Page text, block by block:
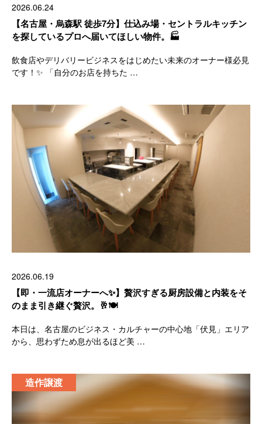
2026.06.24
【名古屋・烏森駅 徒歩7分】仕込み場・セントラルキッチン
を探しているプロへ届いてほしい物件。🏭
飲食店やデリバリービジネスをはじめたい未来のオーナー様必見
です！✨ 「自分のお店を持ちた …
2026.06.19
【即・一流店オーナーへ✨】贅沢すぎる厨房設備と内装をそ
のまま引き継ぐ贅沢。🥂🍽
本日は、名古屋のビジネス・カルチャーの中心地「伏見」エリア
から、思わずため息が出るほど美 …
造作譲渡